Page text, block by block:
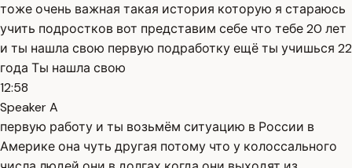
тоже очень важная такая история которую я стараюсь
учить подростков вот представим себе что тебе 20 лет
и ты нашла свою первую подработку ещё ты учишься 22
года Ты нашла свою
12:58
Speaker A
первую работу и ты возьмём ситуацию в России в
Америке она чуть другая потому что у колоссального